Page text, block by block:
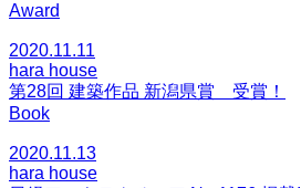
Award
2020.11.11
hara house
第28回 建築作品 新潟県賞 受賞！
Book
2020.11.13
hara house